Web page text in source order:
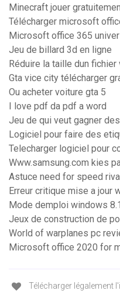
Minecraft jouer
Télécharger microsoft
Microsoft office 365
Jeu de billard 3d en ligne
Réduire la taille dun fichier
Gta vice city télécharger
Ou acheter voiture gta 5
I love pdf da pdf a word
Jeu de qui veut gagner
Logiciel pour faire des
Telecharger logiciel pour
Www.samsung.com kies
Astuce need for speed
Erreur critique mise a jour
Mode demploi windows 8.1
Jeux de construction de
World of warplanes pc
Microsoft office 2020 for
Télécharger légalement